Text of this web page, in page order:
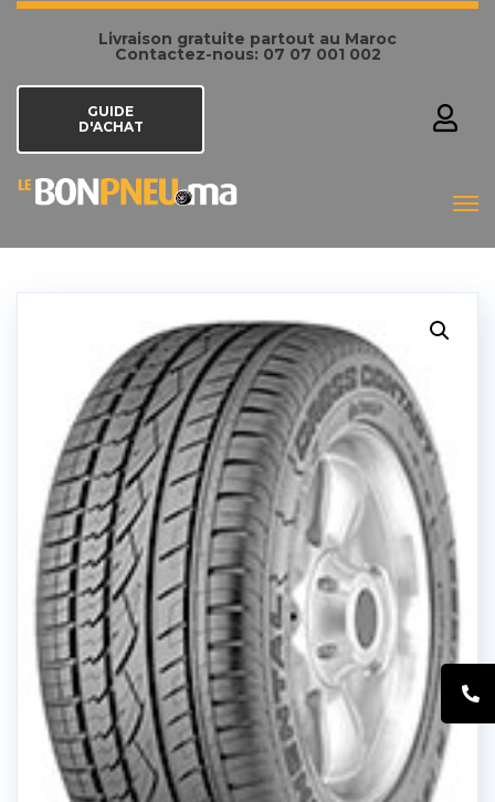
Livraison gratuite partout au Maroc
Contactez-nous: 07 07 001 002
GUIDE
D'ACHAT